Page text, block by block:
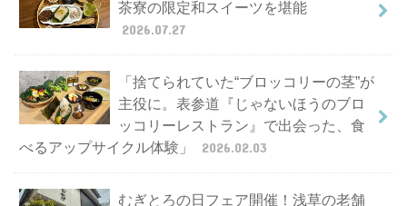
茶寮の限定和スイーツを堪能
2026.07.27
「捨てられていた“ブロッコリーの茎”が
主役に。表参道『じゃないほうのブロ
ッコリーレストラン』で出会った、食
べるアップサイクル体験」
2026.02.03
むぎとろの日フェア開催！浅草の老舗